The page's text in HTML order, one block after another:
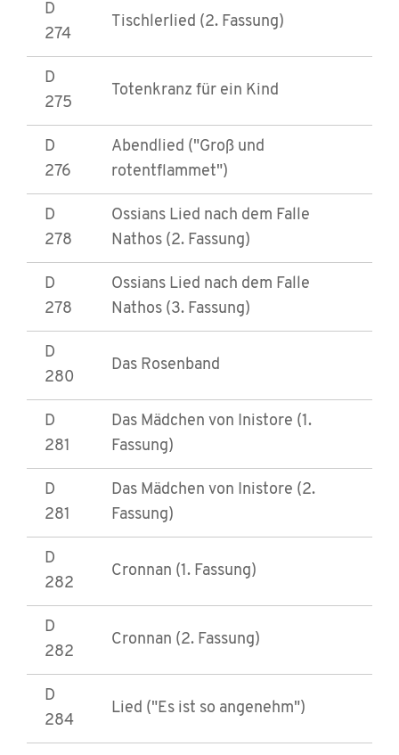
D
274
Tischlerlied (2. Fassung)
D
275
Totenkranz für ein Kind
D
276
Abendlied ("Groß und
rotentflammet")
D
278
Ossians Lied nach dem Falle
Nathos (2. Fassung)
D
278
Ossians Lied nach dem Falle
Nathos (3. Fassung)
D
280
Das Rosenband
D
281
Das Mädchen von Inistore (1.
Fassung)
D
281
Das Mädchen von Inistore (2.
Fassung)
D
282
Cronnan (1. Fassung)
D
282
Cronnan (2. Fassung)
D
284
Lied ("Es ist so angenehm")